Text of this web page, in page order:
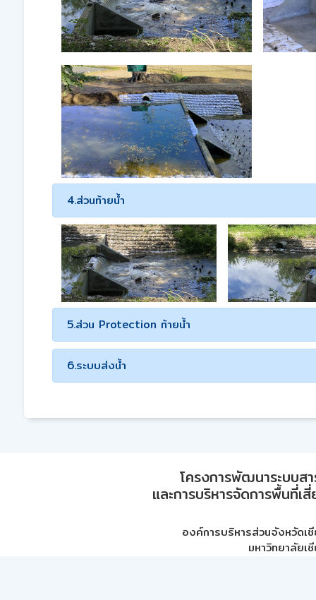
4.ส่วนท้ายน้ำ
5.ส่วน Protection ท้ายน้ำ
6.ระบบส่งน้ำ
โครงการพัฒนาระบบส
และการบริหารจัดการพื้นที่เ
องค์การบริหารส่วนจังหวัดเ
มหาวิทยาลัยเ